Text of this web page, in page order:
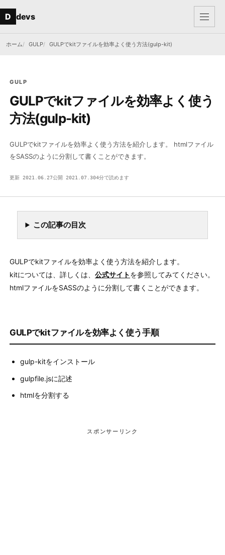
D devs メニュ
ホーム GULP GULPでkitファイルを効率よく使う方法(gulp-kit)
GULP
GULPでkitファイルを効率よく使う
方法(gulp-kit)
GULPでkitファイルを効率よく使う方法を紹介します。 htmlファイル
をSASSのように分割して書くことができます。
更新 2021.06.27公開 2021.07.304分で読めます
GU
この記事の目次
GULPでkitファイルを効率よく使う方法を紹介します。
kitについては、詳しくは、 公式サイトを参照してみてください。
htmlファイルをSASSのように分割して書くことができます。
GULPでkitファイルを効率よく使う手順
gulp-kitをインストール
gulpfile.jsに記述
htmlを分割する
スポンサーリンク